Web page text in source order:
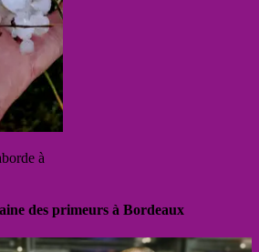
à
des primeurs à Bordeaux